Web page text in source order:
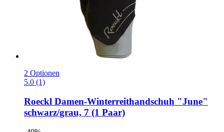
2 Optionen
5.0 (1)
Roeckl Damen-​Winterreithandschuh "June"
schwarz/grau, 7 (1 Paar)